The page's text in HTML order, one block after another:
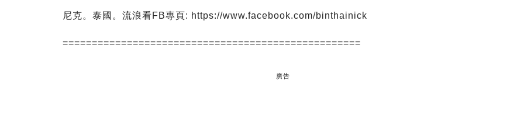
尼克。泰國。流浪看FB專頁: https://www.facebook.com/binthainick
===================================================
廣告